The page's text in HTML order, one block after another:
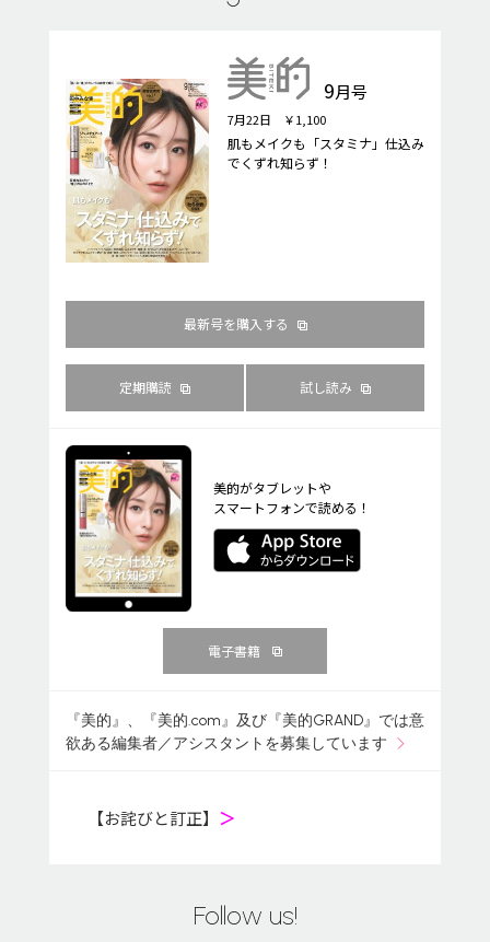
9月号
7月22日 ￥1,100
肌もメイクも「スタミナ」仕込み
でくずれ知らず！
最新号を購入する
定期購読 試し読み
美的がタブレットや
スマートフォンで読める！
電子書籍
『美的』、『美的.com』及び『美的GRAND』では意
欲ある編集者／アシスタントを募集しています
【お詫びと訂正】 ＞
Follow us!